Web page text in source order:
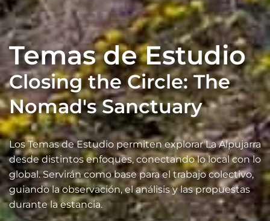
Temas de Estudio
Closing the Circle: The
Nomad's Sanctuary
Los Temas de Estudio permiten explorar La Alpujarra
desde distintos enfoques, conectando lo local con lo
global. Servirán como base para el trabajo colectivo,
guiando la observación, el análisis y las propuestas
durante la estancia.